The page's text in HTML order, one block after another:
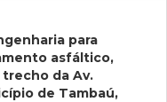
para
asfáltico,
da Av.
de Tambaú,